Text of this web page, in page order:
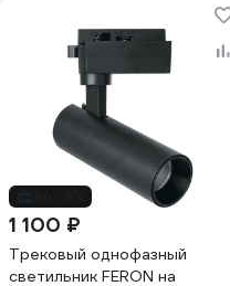
1 100 ₽
Трековый однофазный
светильник FERON на